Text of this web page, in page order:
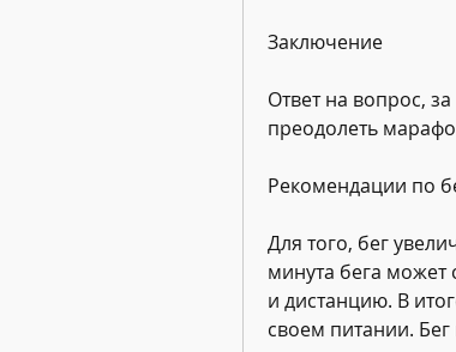
Заключение
Ответ на вопрос,
преодолеть
Рекомендации по
Для того, бег
минута бега может
и дистанцию. В
своем питании.